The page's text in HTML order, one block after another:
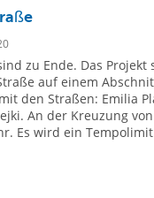
zu Ende. Das Projekt
auf einem
den Straßen: Emilia
An der Kreuzung
Es wird ein Tempolimit